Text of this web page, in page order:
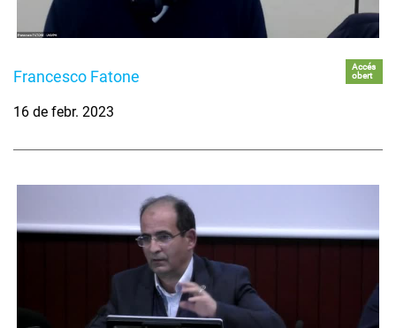
Francesco Fatone
Accés
obert
16 de febr. 2023